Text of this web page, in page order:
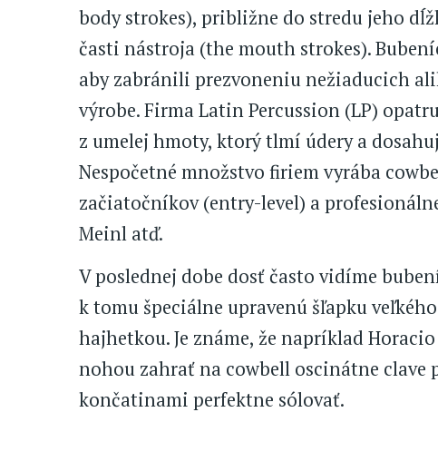
body strokes), približne do stredu jeho
časti nástroja (the mouth strokes).
aby zabránili prezvoneniu nežiaducich
výrobe. Firma Latin Percussion (LP)
z umelej hmoty, ktorý tlmí údery a
Nespočetné množstvo firiem vyrába
začiatočníkov (entry-level) a
Meinl atď.
V poslednej dobe dosť často vidíme
k tomu špeciálne upravenú šľapku
hajhetkou. Je známe, že napríklad
nohou zahrať na cowbell oscinátne
končatinami perfektne sólovať.